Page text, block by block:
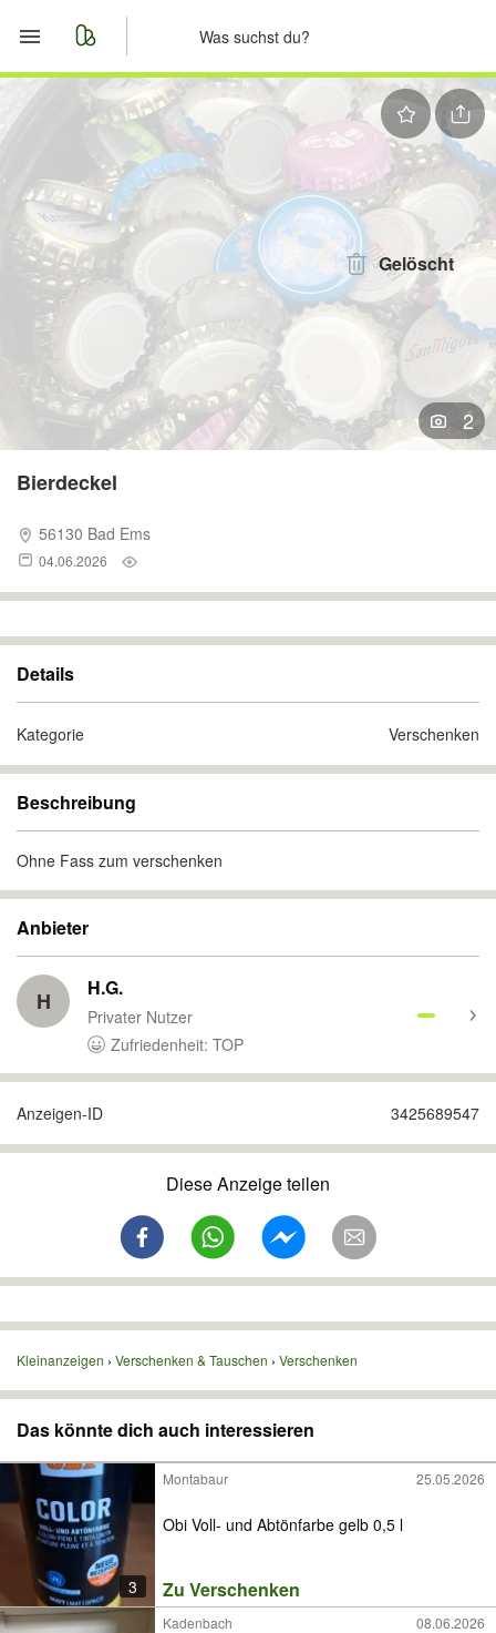
Start
Merkliste
Nachrichten
Anzeige aufgeben
Gelöscht
2
Bierdeckel
56130 Bad Ems
04.06.2026
Details
Kategorie Verschenken
Beschreibung
Ohne Fass zum verschenken
Anbieter
H H.G.
Privater Nutzer
Zufriedenheit: TOP
Anzeigen-ID 3425689547
Diese Anzeige teilen
Kleinanzeigen Verschenken & Tauschen Verschenken
Das könnte dich auch interessieren
3
Montabaur 25.05.2026
Obi Voll- und Abtönfarbe gelb 0,5 l
Zu Verschenken
Kadenbach 08.06.2026